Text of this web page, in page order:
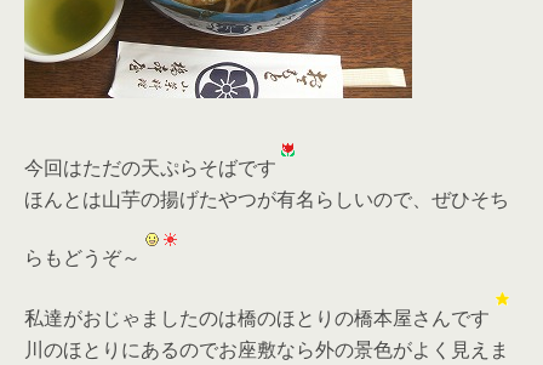
今回はただの天ぷらそばです
ほんとは山芋の揚げたやつが有名らしいので、ぜひそち
らもどうぞ～
私達がおじゃましたのは橋のほとりの橋本屋さんです
川のほとりにあるのでお座敷なら外の景色がよく見えま